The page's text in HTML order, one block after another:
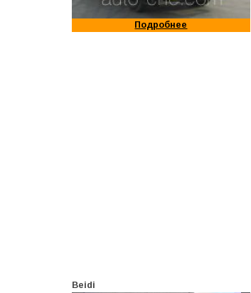
Подробнее
Beidi